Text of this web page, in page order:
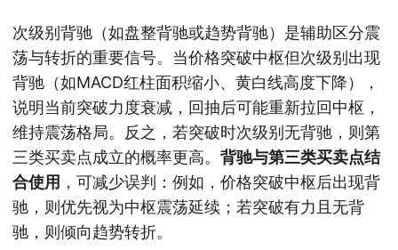
次级别背驰（如盘整背驰或趋势背驰）是辅助区分震
荡与转折的重要信号。当价格突破中枢但次级别出现
背驰（如MACD红柱面积缩小、黄白线高度下降），
说明当前突破力度衰减，回抽后可能重新拉回中枢，
维持震荡格局。反之，若突破时次级别无背驰，则第
三类买卖点成立的概率更高。 背驰与第三类买卖点结
合使用 ，可减少误判：例如，价格突破中枢后出现背
驰，则优先视为中枢震荡延续；若突破有力且无背
驰，则倾向趋势转折。